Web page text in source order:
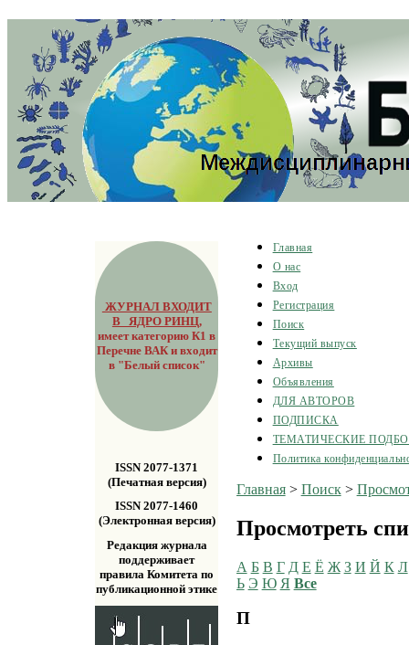
ЖУРНАЛ ВХОДИТ
В ЯДРО РИНЦ,
имеет категорию К1 в
Перечне ВАК и входит
в "Белый список"
ISSN 2077-1371
(Печатная версия)
ISSN 2077-1460
(Электронная версия)
Редакция журнала
поддерживает
правила Комитета по
публикационной этике
Главная
О нас
Вход
Регистрация
Поиск
Текущий выпуск
Архивы
Объявления
ДЛЯ АВТОРОВ
ПОДПИСКА
ТЕМАТИЧЕСКИЕ
Политика
Главная> Поиск>
Просмотреть
А Б В Г Д Е Ё Ж З И Й К Л
Ь Э Ю Я Все
П